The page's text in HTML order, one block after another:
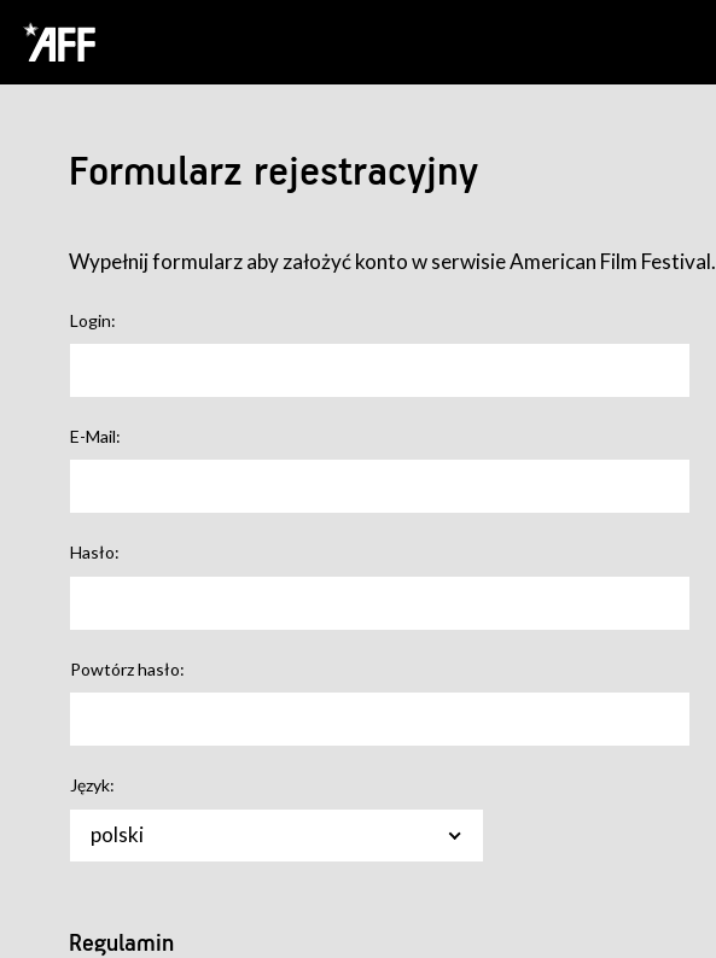
Formularz rejestracyjny
Wypełnij formularz aby założyć konto w serwisie American Film Festival.
Login:
E-Mail:
Hasło:
Powtórz hasło:
Język:
polski
Regulamin